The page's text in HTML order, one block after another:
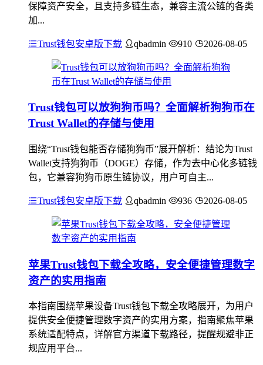
保障资产安全，且支持多链生态，兼容主流公链的各类
加...
Trust钱包安卓版下载 qbadmin 910 2026-08-05
Trust钱包可以放狗狗币吗？全面解析狗狗币在
Trust Wallet的存储与使用
围绕“Trust钱包能否存储狗狗币”展开解析：结论为Trust
Wallet支持狗狗币（DOGE）存储，作为去中心化多链钱
包，它兼容狗狗币原生链协议，用户可自主...
Trust钱包安卓版下载 qbadmin 936 2026-08-05
苹果Trust钱包下载全攻略，安全便捷管理数字
资产的实用指南
本指南围绕苹果设备Trust钱包下载全攻略展开，为用户
提供安全便捷管理数字资产的实用方案，指南聚焦苹果
系统适配特点，详解官方渠道下载路径，提醒规避非正
规应用平台...